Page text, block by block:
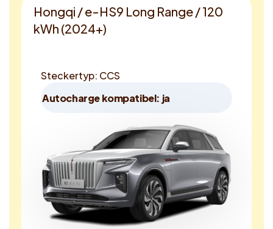
Hongqi / e-HS9 Long Range / 120
kWh (2024+)
Steckertyp: CCS
Autocharge kompatibel: ja